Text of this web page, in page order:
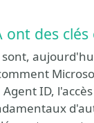
ont des
sont,
ID,